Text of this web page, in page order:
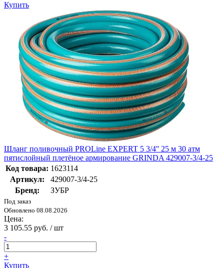
Купить
Шланг поливочный PROLine EXPERT 5 3/4'' 25 м 30 атм
пятислойный плетёное армирование GRINDA 429007-3/4-25
Код товара: 1623114
Артикул:
429007-3/4-25
Бренд:
ЗУБР
Под заказ
Обновлено 08.08.2026
Цена:
3 105.55 руб. / шт
-
+
Купить